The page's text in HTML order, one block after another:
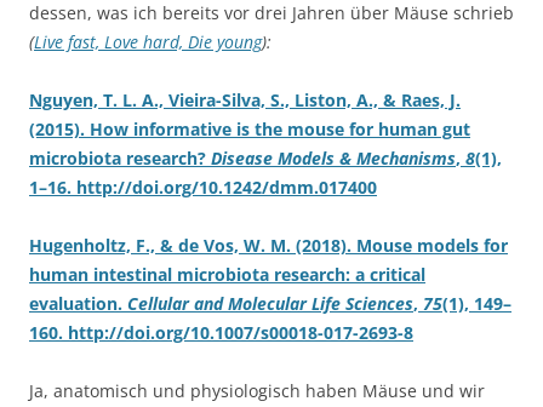
dessen, was ich bereits vor drei Jahren über Mäuse schrieb
(Live fast, Love hard, Die young):
Nguyen, T. L. A., Vieira-Silva, S., Liston, A., & Raes, J.
(2015). How informative is the mouse for human gut
microbiota research? Disease Models & Mechanisms, 8(1),
1–16. http://doi.org/10.1242/dmm.017400
Hugenholtz, F., & de Vos, W. M. (2018). Mouse models for
human intestinal microbiota research: a critical
evaluation. Cellular and Molecular Life Sciences, 75(1), 149–
160. http://doi.org/10.1007/s00018-017-2693-8
Ja, anatomisch und physiologisch haben Mäuse und wir